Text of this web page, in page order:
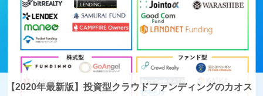
【2020年最新版】投資型クラウドファンディングのカオス